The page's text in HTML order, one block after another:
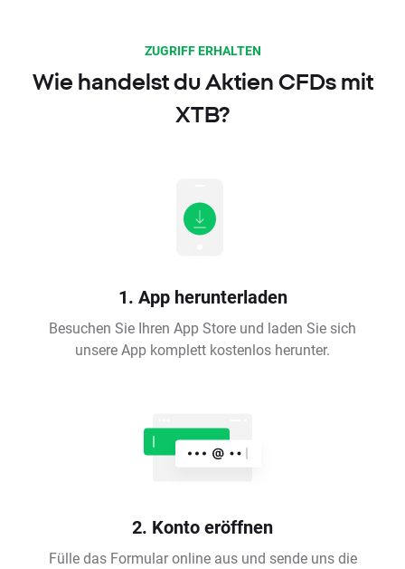
ZUGRIFF ERHALTEN
Wie handelst du Aktien CFDs mit
XTB?
1. App herunterladen
Besuchen Sie Ihren App Store und laden Sie sich
unsere App komplett kostenlos herunter.
2. Konto eröffnen
Fülle das Formular online aus und sende uns die